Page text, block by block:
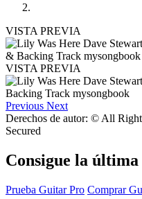
VISTA PREVIA
VISTA PREVIA
Previous Next
Derechos de autor: © All
Secured
Consigue la
Prueba Guitar Pro Comprar